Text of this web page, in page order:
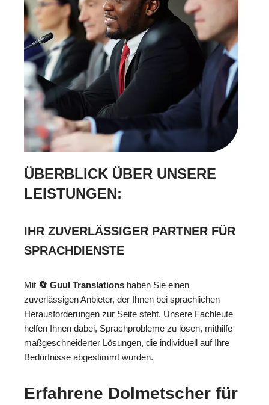
ÜBERBLICK ÜBER UNSERE
LEISTUNGEN:
IHR ZUVERLÄSSIGER PARTNER FÜR
SPRACHDIENSTE
Mit 🔄 Guul Translations haben Sie einen
zuverlässigen Anbieter, der Ihnen bei sprachlichen
Herausforderungen zur Seite steht. Unsere Fachleute
helfen Ihnen dabei, Sprachprobleme zu lösen, mithilfe
maßgeschneiderter Lösungen, die individuell auf Ihre
Bedürfnisse abgestimmt wurden.
Erfahrene Dolmetscher für